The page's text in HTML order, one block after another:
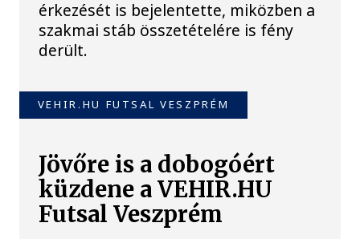
érkezését is bejelentette, miközben a
szakmai stáb összetételére is fény
derült.
VEHIR.HU FUTSAL VESZPRÉM
Jövőre is a dobogóért
küzdene a VEHIR.HU
Futsal Veszprém